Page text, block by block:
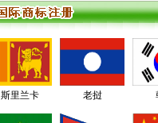
斯里兰卡 老挝